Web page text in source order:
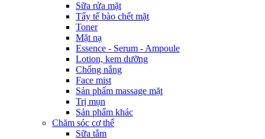
Sữa rửa mặt
Tẩy tế bào chết mặt
Toner
Mặt nạ
Essence - Serum - Ampoule
Lotion, kem dưỡng
Chống nắng
Face mist
Sản phẩm massage mặt
Trị mụn
Sản phẩm khác
Chăm sóc cơ thể
Sữa tắm